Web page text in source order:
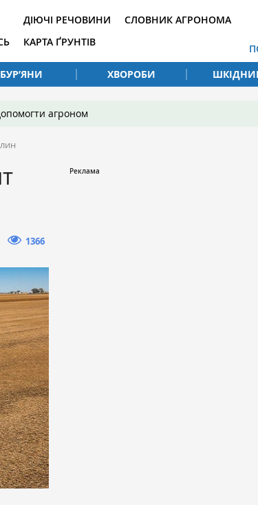
ДІЮЧІ РЕЧОВИНИ
КАРТА ҐРУНТІВ
СЛОВНИК АГРОНОМА
БУР’ЯНИ ХВОРОБИ
агроном
1366